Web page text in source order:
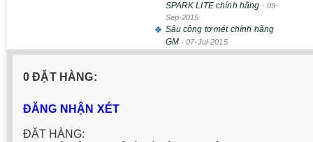
SPARK LITE chính hãng - 09-
Sep-2015
Sâu công tơ mét chính hãng
GM-07-Jul-2015
0 ĐẶT HÀNG:
ĐĂNG NHẬN XÉT
ĐẶT HÀNG: